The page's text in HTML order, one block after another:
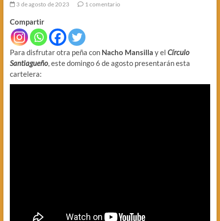
3 de agosto de 2023 1 comentario
Compartir
Para disfrutar otra peña con Nacho Mansilla y el Círculo
Santiagueño, este domingo 6 de agosto presentarán esta
cartelera: